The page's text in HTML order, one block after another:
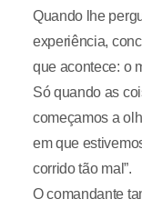
Quando lhe
experiência,
que acontece: o
Só quando as
começamos a
em que
corrido tão mal”.
O comandante